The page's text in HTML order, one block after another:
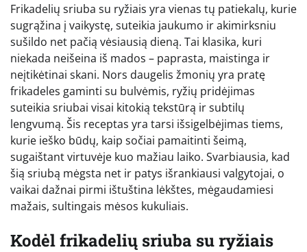
Frikadelių sriuba su ryžiais yra vienas tų patiekalų, kurie
sugrąžina į vaikystę, suteikia jaukumo ir akimirksniu
sušildo net pačią vėsiausią dieną. Tai klasika, kuri
niekada neišeina iš mados – paprasta, maistinga ir
neįtikėtinai skani. Nors daugelis žmonių yra pratę
frikadeles gaminti su bulvėmis, ryžių pridėjimas
suteikia sriubai visai kitokią tekstūrą ir subtilų
lengvumą. Šis receptas yra tarsi išsigelbėjimas tiems,
kurie ieško būdų, kaip sočiai pamaitinti šeimą,
sugaištant virtuvėje kuo mažiau laiko. Svarbiausia, kad
šią sriubą mėgsta net ir patys išrankiausi valgytojai, o
vaikai dažnai pirmi ištuština lėkštes, mėgaudamiesi
mažais, sultingais mėsos kukuliais.
Kodėl frikadelių sriuba su ryžiais